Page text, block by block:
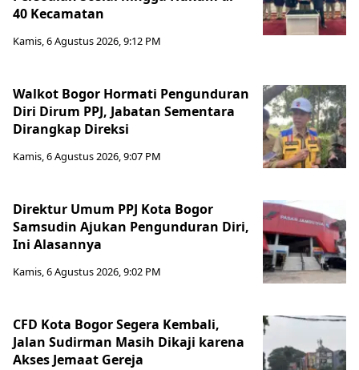
40 Kecamatan
Kamis, 6 Agustus 2026, 9:12 PM
Walkot Bogor Hormati Pengunduran
Diri Dirum PPJ, Jabatan Sementara
Dirangkap Direksi
Kamis, 6 Agustus 2026, 9:07 PM
Direktur Umum PPJ Kota Bogor
Samsudin Ajukan Pengunduran Diri,
Ini Alasannya
Kamis, 6 Agustus 2026, 9:02 PM
CFD Kota Bogor Segera Kembali,
Jalan Sudirman Masih Dikaji karena
Akses Jemaat Gereja